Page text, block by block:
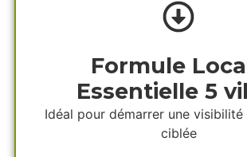
Formule
Essentielle 5
Idéal pour démarrer une
ciblée